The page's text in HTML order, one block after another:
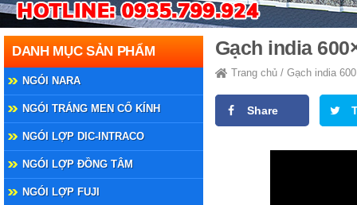
DANH MỤC SẢN PHẨM
NGÓI NARA
NGÓI TRÁNG MEN CỔ KÍNH
NGÓI LỢP DIC-INTRACO
NGÓI LỢP ĐỒNG TÂM
NGÓI LỢP FUJI
Gạch india
Trang chủ / Gạch india
Share